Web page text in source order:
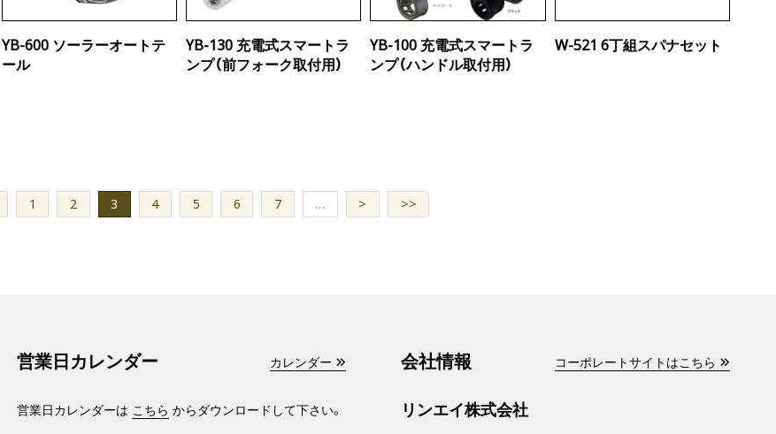
YB-600 ソーラーオートテ
ール
YB-130 充電式スマートラ
ンプ（前フォーク取付用）
YB-100 充電式スマートラ
ンプ（ハンドル取付用）
W-521 6丁組スパナセット
1 2 3 4 5 6 7 … > >>
営業日カレンダー カレンダー
営業日カレンダーは こちら からダウンロードして下さい。
会社情報 コーポレートサイトはこちら
リンエイ株式会社